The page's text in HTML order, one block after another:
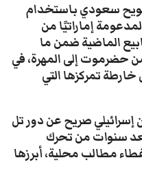
سعودي باستخدام
إماراتيًا من
الماضية ضمن ما
حضرموت إلى المهرة، في
تمركزها التي
صريح عن دور تل
سنوات من تحرك
مطالب محلية، أبرزها